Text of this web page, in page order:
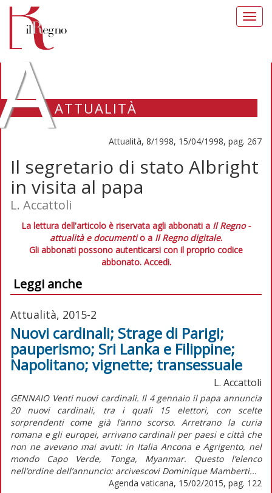
ATTUALITÀ
Attualità, 8/1998, 15/04/1998, pag. 267
Il segretario di stato Albright
in visita al papa
L. Accattoli
La lettura dell'articolo è riservata agli abbonati a Il Regno -
attualità e documentio a Il Regno digitale.
Gli abbonati possono autenticarsi con il proprio codice
abbonato. Accedi.
Leggi anche
Attualità, 2015-2
Nuovi cardinali; Strage di Parigi;
pauperismo; Sri Lanka e Filippine;
Napolitano; vignette; transessuale
L. Accattoli
GENNAIO Venti nuovi cardinali. Il 4 gennaio il papa annuncia
20 nuovi cardinali, tra i quali 15 elettori, con scelte
sorprendenti come già l’anno scorso. Arretrano la curia
romana e gli europei, arrivano cardinali per paesi e città che
non ne avevano mai avuti: in Italia Ancona e Agrigento, nel
mondo Capo Verde, Tonga, Myanmar. Questo l’elenco
nell’ordine dell’annuncio: arcivescovi Dominique Mamberti...
Agenda vaticana, 15/02/2015, pag. 122